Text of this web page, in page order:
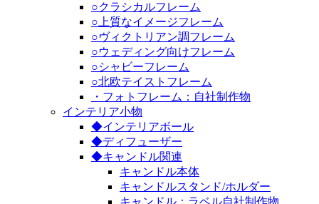
○クラシカルフレーム
○上質なイメージフレーム
○ヴィクトリアン調フレーム
○ウェディング向けフレーム
○シャビーフレーム
○北欧テイストフレーム
・フォトフレーム：自社制作物
インテリア小物
◆インテリアボール
◆ディフューザー
◆キャンドル関連
キャンドル本体
キャンドルスタンド/ホルダー